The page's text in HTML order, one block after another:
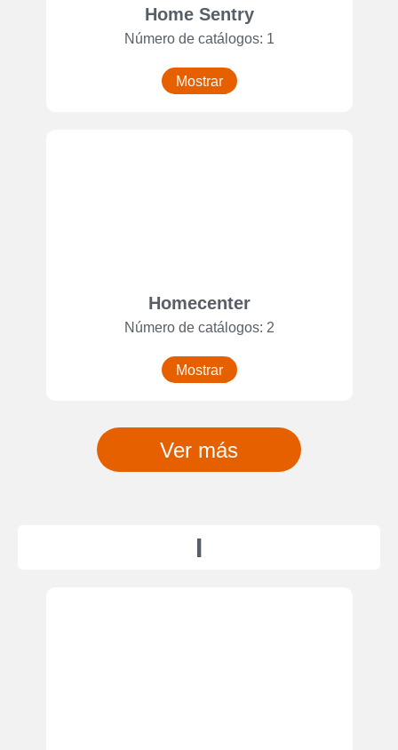
Home Sentry
Número de catálogos: 1
Mostrar
Homecenter
Número de catálogos: 2
Mostrar
Ver más
I